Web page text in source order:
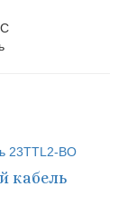
кабель